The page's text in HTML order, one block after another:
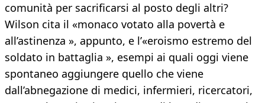
comunità per sacrificarsi al posto degli altri?
Wilson cita il «monaco votato alla povertà e
all’astinenza », appunto, e l’«eroismo estremo del
soldato in battaglia », esempi ai quali oggi viene
spontaneo aggiungere quello che viene
dall’abnegazione di medici, infermieri, ricercatori,